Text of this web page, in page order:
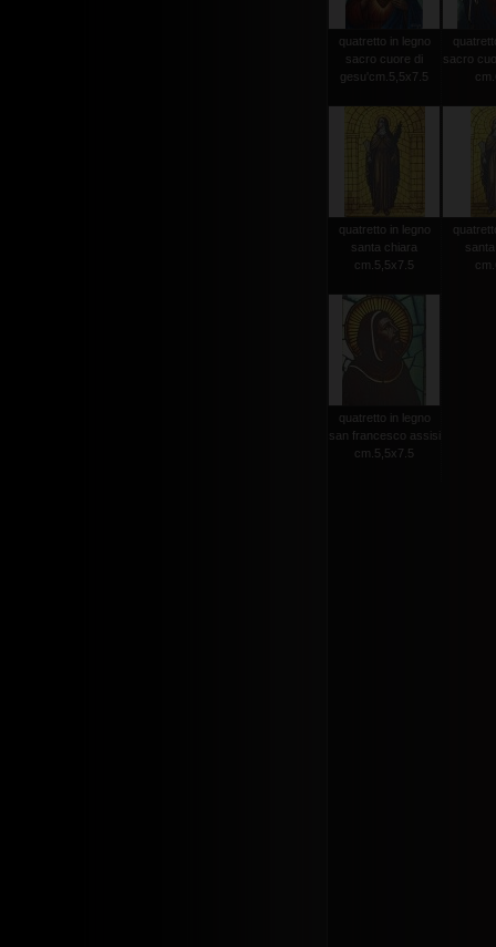
quatretto in legno
sacro cuore di
gesu'cm.5,5x7.5
sacro
quatretto in legno
santa chiara
cm.5,5x7.5
quatretto in legno
san francesco assisi
cm.5,5x7.5